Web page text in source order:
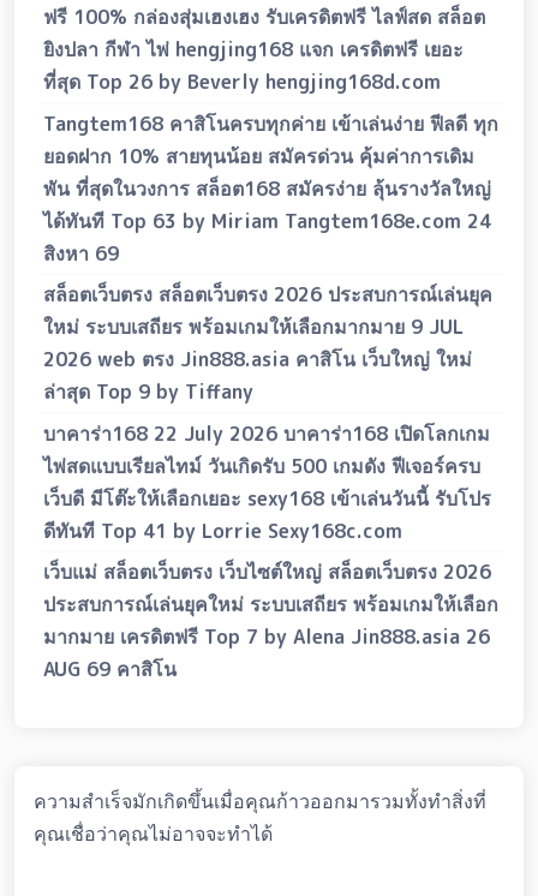
ฟรี 100% กล่องสุ่มเฮงเฮง รับเครดิตฟรี ไลฟ์สด สล็อต
ยิงปลา กีฬา ไพ่ hengjing168 แจก เครดิตฟรี เยอะ
ที่สุด Top 26 by Beverly hengjing168d.com
Tangtem168 คาสิโนครบทุกค่าย เข้าเล่นง่าย ฟีลดี ทุก
ยอดฝาก 10% สายทุนน้อย สมัครด่วน คุ้มค่าการเดิม
พัน ที่สุดในวงการ สล็อต168 สมัครง่าย ลุ้นรางวัลใหญ่
ได้ทันที Top 63 by Miriam Tangtem168e.com 24
สิงหา 69
สล็อตเว็บตรง สล็อตเว็บตรง 2026 ประสบการณ์เล่นยุค
ใหม่ ระบบเสถียร พร้อมเกมให้เลือกมากมาย 9 JUL
2026 web ตรง Jin888.asia คาสิโน เว็บใหญ่ ใหม่
ล่าสุด Top 9 by Tiffany
บาคาร่า168 22 July 2026 บาคาร่า168 เปิดโลกเกม
ไพ่สดแบบเรียลไทม์ วันเกิดรับ 500 เกมดัง ฟีเจอร์ครบ
เว็บดี มีโต๊ะให้เลือกเยอะ sexy168 เข้าเล่นวันนี้ รับโปร
ดีทันที Top 41 by Lorrie Sexy168c.com
เว็บแม่ สล็อตเว็บตรง เว็บไซต์ใหญ่ สล็อตเว็บตรง 2026
ประสบการณ์เล่นยุคใหม่ ระบบเสถียร พร้อมเกมให้เลือก
มากมาย เครดิตฟรี Top 7 by Alena Jin888.asia 26
AUG 69 คาสิโน
ความสำเร็จมักเกิดขึ้นเมื่อคุณก้าวออกมารวมทั้งทำสิ่งที่
คุณเชื่อว่าคุณไม่อาจจะทำได้